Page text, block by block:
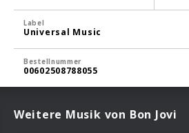
Label
Universal Music
Bestellnummer
00602508788055
Weitere Musik von Bon Jovi